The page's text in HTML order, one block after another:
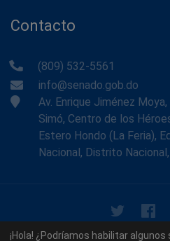
Contacto
(809) 532-5561
info@senado.gob.do
Av. Enrique Jiménez
Simó, Centro de los
Estero Hondo (La Feria),
Nacional, Distrito
© 2026 - Memoria Histórica
¡Hola! ¿Podríamos habilitar